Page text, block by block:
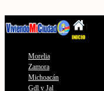
Morelia
Zamora
Michoacán
Gdl y Jal